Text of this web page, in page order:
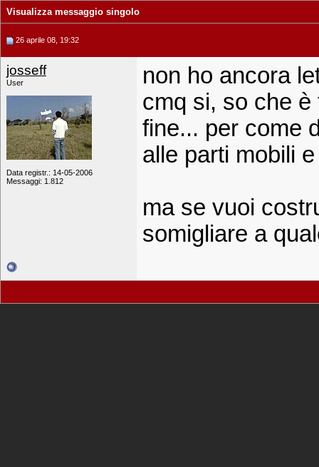
Visualizza messaggio singolo
26 aprile 08, 19:32
josseff
User
Data registr.: 14-05-2006
Messaggi: 1.812
non ho ancora
cmq si, so che
fine... per come
alle parti mobili
ma se vuoi
somigliare a